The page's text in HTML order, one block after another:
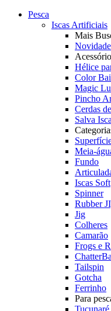
Pesca
Iscas Artificiais
Mais
Hélice
Color
Magic
Pincho
Cerdas
Salva
Meia-
Fundo
Iscas Soft
Spinner
Rubber
Jig
Colheres
Camarão
Frogs e
Tailspin
Gotcha
Ferrinho
Para
Tucunaré